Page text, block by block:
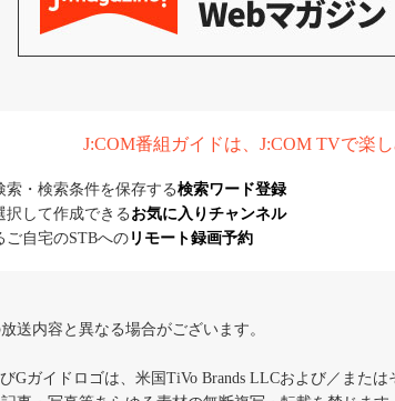
J:COM番組ガイドは、J:COM TVで楽
索・検索条件を保存する検索ワード登録
択して作成できるお気に入りチャンネル
ご自宅のSTBへの リモート録画予約
送内容と異なる場合がございます。
Gガイドロゴは、米国TiVo Brands LLCおよび／また